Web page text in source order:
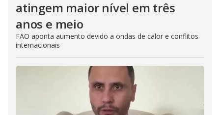
atingem maior nível em três
anos e meio
FAO aponta aumento devido a ondas de calor e conflitos
internacionais